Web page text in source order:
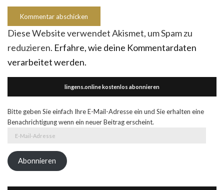
Diese Website verwendet Akismet, um Spam zu
reduzieren. Erfahre, wie deine Kommentardaten
verarbeitet werden.
lingens.online kostenlos abonnieren
Bitte geben Sie einfach Ihre E-Mail-Adresse ein und Sie erhalten eine
Benachrichtigung wenn ein neuer Beitrag erscheint.
Adresse
Abonnieren